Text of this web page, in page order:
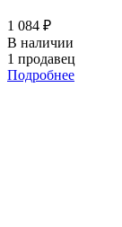
1 084 ₽
В наличии
1 продавец
Подробнее